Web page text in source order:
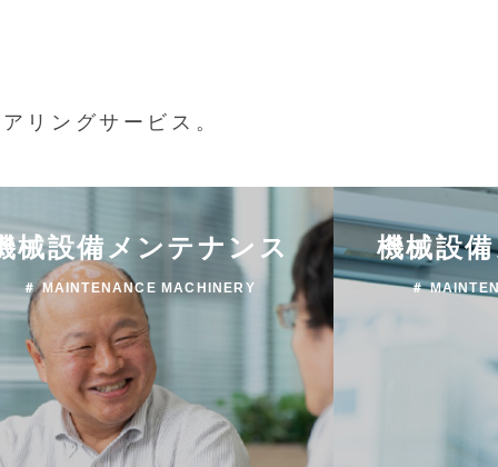
リングサービス。
械設備メンテナンス
＃ MAINTENANCE MACHINERY
機械設
＃